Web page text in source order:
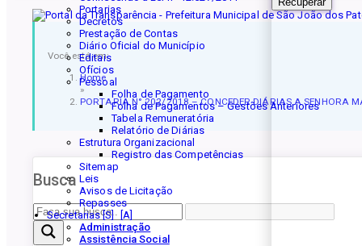
Portarias
Decretos
Prestação de Contas
Diário Oficial do Município
Editais
Ofícios
Pessoal
Folha de Pagamento
Folha de Pagamentos – Gestões Anteriores
Tabela Remuneratória
Relatório de Diárias
Estrutura Organizacional
Registro das Competências
Sitemap
Leis
Avisos de Licitação
Repasses
Secretarias [S]
Administração
Assistência Social
Você está em:
Home
»
PORTARIA N° 202/2018 – CONCEDER DIÁRIAS A SENHORA
Busca